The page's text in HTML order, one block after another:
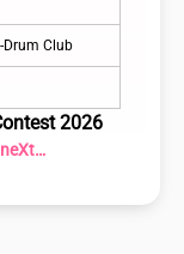
Drum Club
2026